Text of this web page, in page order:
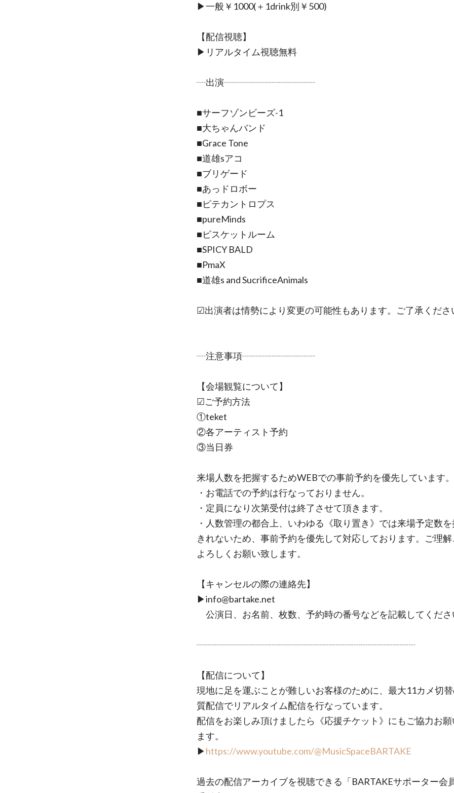
▶︎一般￥1000(＋1drink別￥500)
【配信視聴】
▶︎リアルタイム視聴無料
┈出演┈┈┈┈┈┈┈┈┈┈
■サーフゾンビーズ-1
■大ちゃんバンド
■Grace Tone
■道雄sアコ
■ブリゲード
■あっドロボー
■ピテカントロプス
■pureMinds
■ビスケットルーム
■SPICY BALD
■PmaX
■道雄s and SucrificeAnimals
☑出演者は情勢により変更の可能性もあります。ご了承くださ
┈注意事項┈┈┈┈┈┈┈┈
【会場観覧について】
☑ご予約方法
①teket
②各アーティスト予約
③当日券
来場人数を把握するためWEBでの事前予約を優先しています。
・お電話での予約は行なっておりません。
・定員になり次第受付は終了させて頂きます。
・人数管理の都合上、いわゆる《取り置き》では来場予定数
きれないため、事前予約を優先して対応しております。ご理
よろしくお願い致します。
【キャンセルの際の連絡先】
▶︎info@bartake.net
公演日、お名前、枚数、予約時の番号などを記載してくださ
┈┈┈┈┈┈┈┈┈┈┈┈┈┈┈┈┈┈┈┈┈┈┈┈
【配信について】
現地に足を運ぶことが難しいお客様のために、最大11カメ切
質配信でリアルタイム配信を行なっています。
配信をお楽しみ頂けましたら《応援チケット》にもご協力お
ます。
▶︎https://www.youtube.com/@MusicSpaceBARTAKE
過去の配信アーカイブを視聴できる「BARTAKEサポーター会